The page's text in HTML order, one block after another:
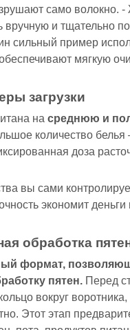
само волокно.
вручную и тщательно
сильный пример
мягкую
загрузки
на среднюю и
количество
доза
вы сами
экономит
обработка
формат,
пятен. Перед
вокруг
Этот этап